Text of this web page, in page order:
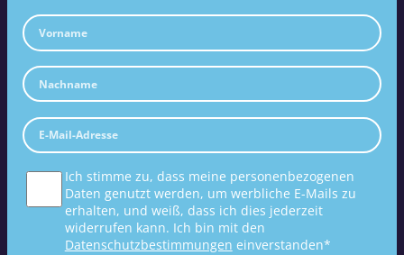
Ich stimme zu, dass meine personenbezogenen
Daten genutzt werden, um werbliche E-Mails zu
erhalten, und weiß, dass ich dies jederzeit
widerrufen kann. Ich bin mit den
Datenschutzbestimmungen einverstanden*